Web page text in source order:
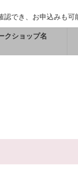
でき、お申込みも可
クショップ名